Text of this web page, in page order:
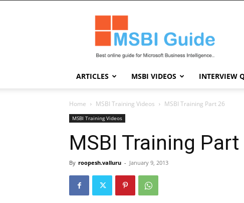
Guide
ARTICLES MSBI VIDEOS INTERVIEW
Home MSBI Training Videos MSBI Training Part 26
MSBI Training Videos
MSBI Training
By roopesh.valluru - January 9, 2013